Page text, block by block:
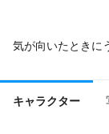
気が向いたときに
キャラクター